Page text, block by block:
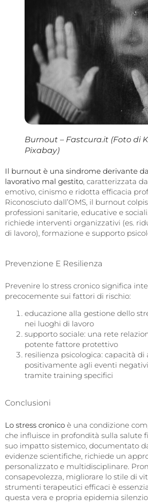
Burnout – Fastcura.it (Foto di
Pixabay)
Il burnout è una sindrome derivante
lavorativo mal gestito , caratterizzata
emotivo, cinismo e ridotta efficacia
Riconosciuto dall’OMS, il burnout
professioni sanitarie, educative e
richiede interventi organizzativi (es.
di lavoro), formazione e supporto
Prevenzione E Resilienza
Prevenire lo stress cronico significa
precocemente sui fattori di rischio:
educazione alla gestione dello
nei luoghi di lavoro
supporto sociale: una rete
potente fattore protettivo
resilienza psicologica: capacità di
positivamente agli eventi
tramite training specifici
Conclusioni
Lo stress cronico è una condizione
che influisce in profondità sulla salute
suo impatto sistemico, documentato
evidenze scientifiche, richiede un
personalizzato e multidisciplinare.
consapevolezza, migliorare lo stile di
strumenti terapeutici efficaci è
questa vera e propria epidemia